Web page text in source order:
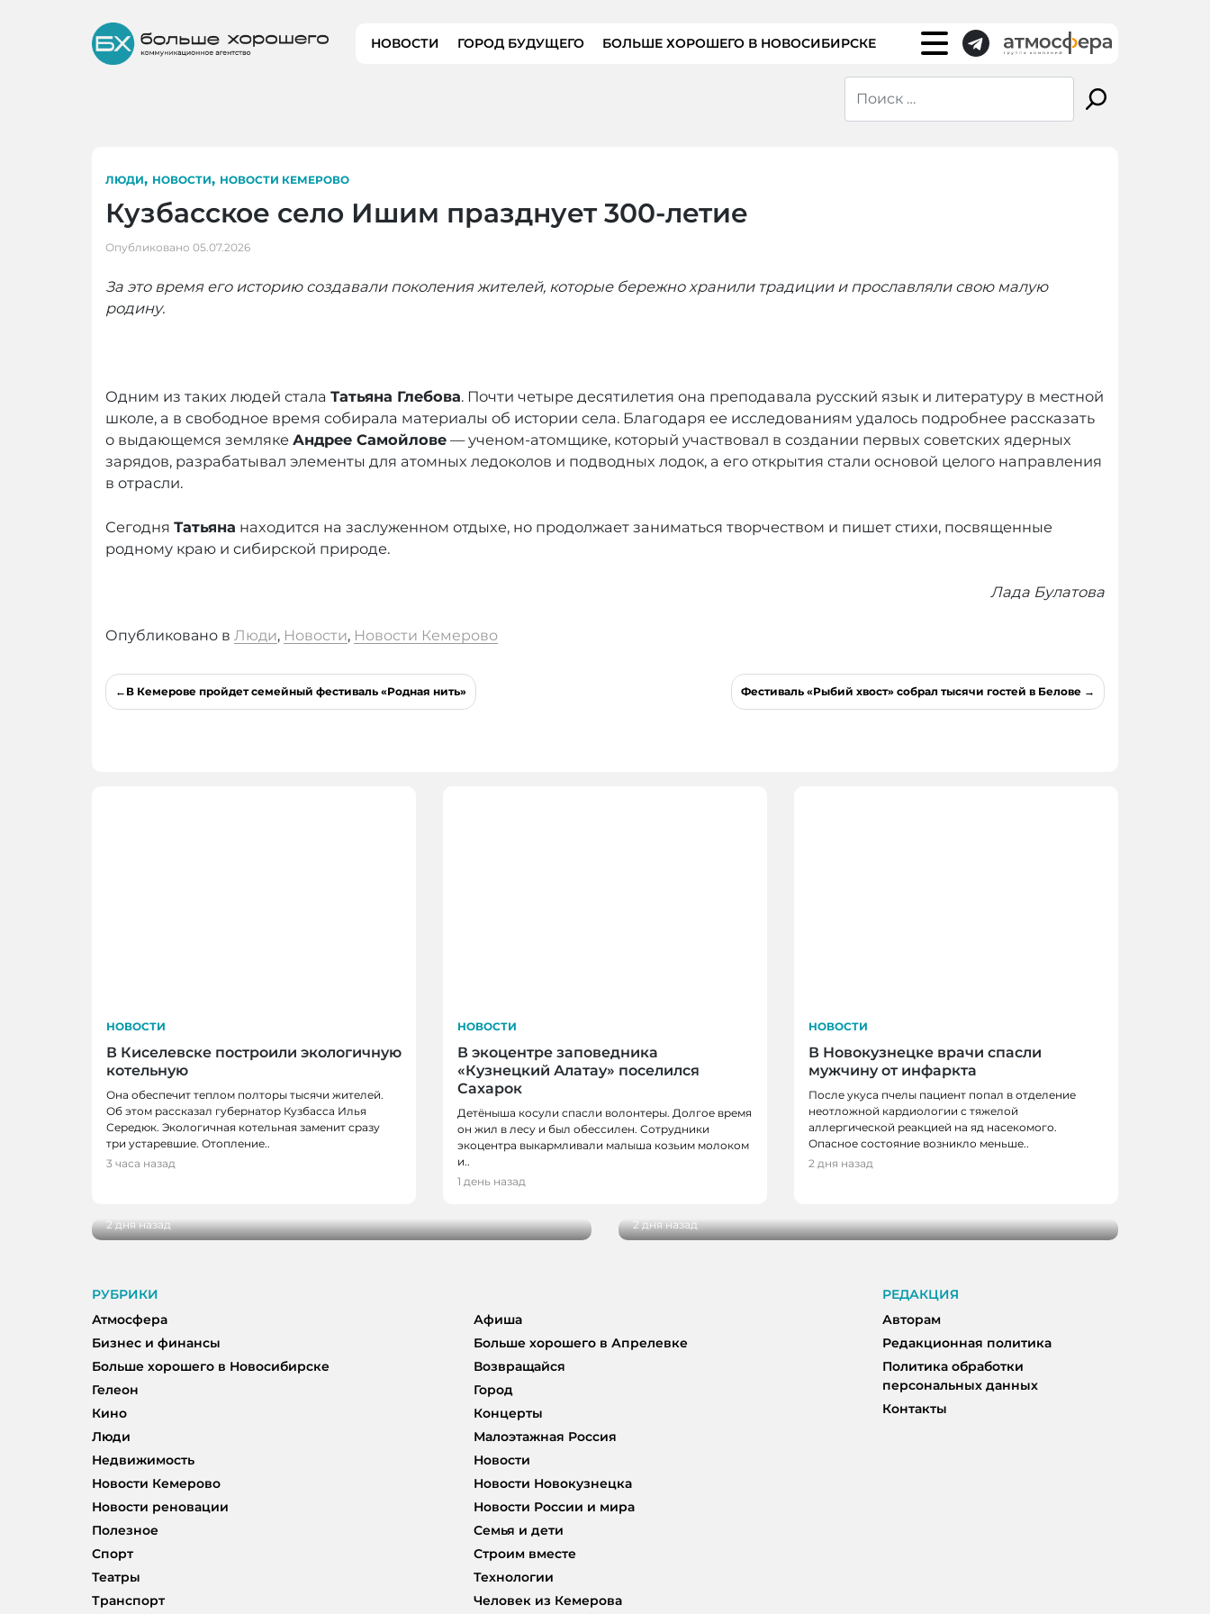
НОВОСТИ ГОРОД БУДУЩЕГО БОЛЬШЕ ХОРОШЕГО В НОВОСИБИРСКЕ
ЛЮДИ, НОВОСТИ, НОВОСТИ КЕМЕРОВО
Кузбасское село Ишим празднует 300-летие
Опубликовано 05.07.2026
За это время его историю создавали поколения жителей, которые бережно хранили традиции и прославляли свою малую
родину.
Одним из таких людей стала Татьяна Глебова. Почти четыре десятилетия она преподавала русский язык и литературу в местной
школе, а в свободное время собирала материалы об истории села. Благодаря ее исследованиям удалось подробнее рассказать
о выдающемся земляке Андрее Самойлове — ученом-атомщике, который участвовал в создании первых советских ядерных
зарядов, разрабатывал элементы для атомных ледоколов и подводных лодок, а его открытия стали основой целого направления
в отрасли.
Сегодня Татьяна находится на заслуженном отдыхе, но продолжает заниматься творчеством и пишет стихи, посвященные
родному краю и сибирской природе.
Лада Булатова
Опубликовано в Люди, Новости, Новости Кемерово
Навигация
по
В Кемерове пройдет семейный фестиваль «Родная нить» Фестиваль «Рыбий хвост» собрал тысячи гостей в Белове
НОВОСТИ
В Киселевске построили экологичную
котельную
Она обеспечит теплом полторы тысячи жителей.
Об этом рассказал губернатор Кузбасса Илья
Середюк. Экологичная котельная заменит сразу
три устаревшие. Отопление..
3 часа назад
НОВОСТИ
В экоцентре заповедника
«Кузнецкий Алатау» поселился
Сахарок
Детёныша косули спасли волонтеры. Долгое время
он жил в лесу и был обессилен. Сотрудники
экоцентра выкармливали малыша козьим молоком
и..
1 день назад
НОВОСТИ
В Новокузнецке врачи спасли
мужчину от инфаркта
После укуса пчелы пациент попал в отделение
неотложной кардиологии с тяжелой
аллергической реакцией на яд насекомого.
Опасное состояние возникло меньше..
2 дня назад
НОВОСТИ
2 дня назад
НОВОСТИ, НОВОСТИ КЕМЕРОВО
2 дня назад
РУБРИКИ
Атмосфера
Афиша
Бизнес и финансы
Больше хорошего в Апрелевке
Больше хорошего в Новосибирске
Возвращайся
Гелеон
Город
Кино
Концерты
Люди
Малоэтажная Россия
Недвижимость
Новости
Новости Кемерово
Новости Новокузнецка
Новости реновации
Новости России и мира
Полезное
Семья и дети
Спорт
Строим вместе
Театры
Технологии
Транспорт
Человек из Кемерова
РЕДАКЦИЯ
Авторам
Редакционная политика
Политика обработки
персональных данных
Контакты